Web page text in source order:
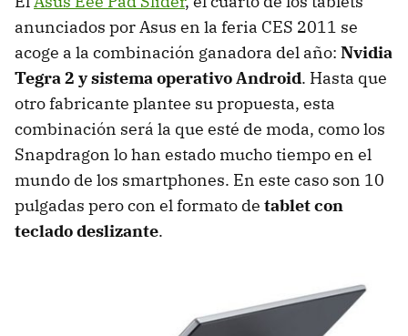
anunciados por Asus en la feria CES 2011 se
acoge a la combinación ganadora del año: Nvidia
Tegra 2 y sistema operativo Android. Hasta que
otro fabricante plantee su propuesta, esta
combinación será la que esté de moda, como los
Snapdragon lo han estado mucho tiempo en el
mundo de los smartphones. En este caso son 10
pulgadas pero con el formato de tablet con
teclado deslizante.